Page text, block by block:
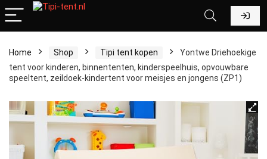
Home Shop Tipi tent kopen
Yontwe Driehoekige
tent voor kinderen, binnententen, kinderspeelhuis, opvouwbare
speeltent, zeildoek-kindertent voor meisjes en jongens (ZP1)